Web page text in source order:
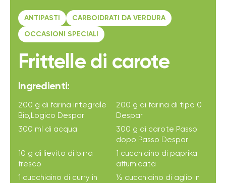
ANTIPASTI CARBOIDRATI DA VERDURA
OCCASIONI SPECIALI
Frittelle di carote
Ingredienti:
200 g di farina integrale
Bio,Logico Despar
200 g di farina di tipo 0
Despar
300 ml di acqua
300 g di carote Passo
dopo Passo Despar
10 g di lievito di birra
fresco
1 cucchiaino di paprika
affumicata
1 cucchiaino di curry in
½ cucchiaino di aglio in